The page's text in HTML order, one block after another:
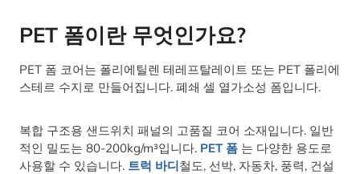
PET 폼이란 무엇인가요?
PET 폼 코어는 폴리에틸렌 테레프탈레이트 또는 PET 폴리에
스테르 수지로 만들어집니다. 폐쇄 셀 열가소성 폼입니다.
복합 구조용 샌드위치 패널의 고품질 코어 소재입니다. 일반
적인 밀도는 80-200kg/m³입니다. PET 폼 는 다양한 용도로
사용할 수 있습니다. 트럭 바디철도, 선박, 자동차, 풍력, 건설